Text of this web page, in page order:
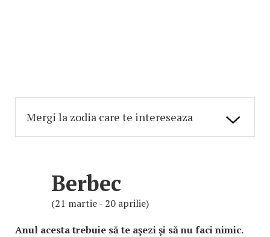
Berbec
(21 martie - 20 aprilie)
Anul acesta trebuie să te aşezi şi să nu faci nimic.